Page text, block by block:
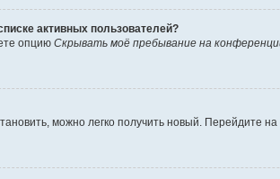
активных пользователей?
опцию Скрывать моё пребывание на
можно легко получить новый. Перейдите